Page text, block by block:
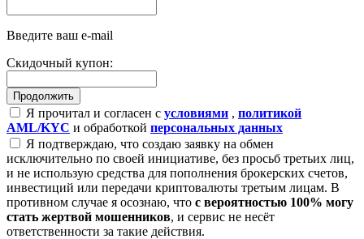
Введите ваш e-mail
Скидочный купон:
Я прочитал и согласен с условиями , политикой
AML/KYC и обработкой персональных данных
Я подтверждаю, что создаю заявку на обмен
исключительно по своей инициативе, без просьб третьих лиц,
и не использую средства для пополнения брокерских счетов,
инвестиций или передачи криптовалюты третьим лицам. В
противном случае я осознаю, что с вероятностью 100% могу
стать жертвой мошенников, и сервис не несёт
ответственности за такие действия.